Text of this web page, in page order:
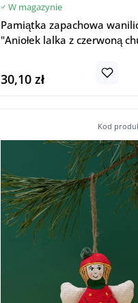
W magazynie
Pamiątka zapachowa
"Aniołek lalka z czerwoną
30,10 zł
Kod